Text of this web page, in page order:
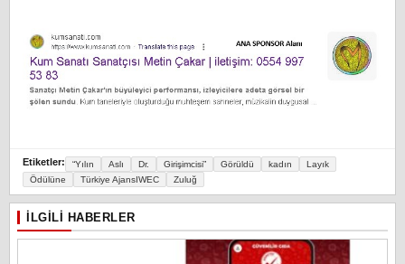
Etiketler: “Yılın Aslı Dr. Girişimcisi” Görüldü kadın
Layık
Ödülüne
Türkiye AjansIWEC Zuluğ
İLGILI HABERLER